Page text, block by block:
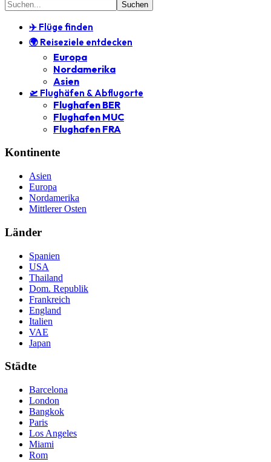
✈️ Flüge finden
🌍 Reiseziele entdecken
Europa
Nordamerika
Asien
🛫 Flughäfen & Abflugorte
Flughafen BER
Flughafen MUC
Flughafen FRA
Kontinente
Asien
Europa
Nordamerika
Mittlerer Osten
Länder
Spanien
USA
Thailand
Dom. Republik
Frankreich
England
Italien
VAE
Japan
Städte
Barcelona
London
Bangkok
Paris
Los Angeles
Miami
Rom